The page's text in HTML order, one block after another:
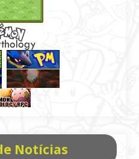
Notícias